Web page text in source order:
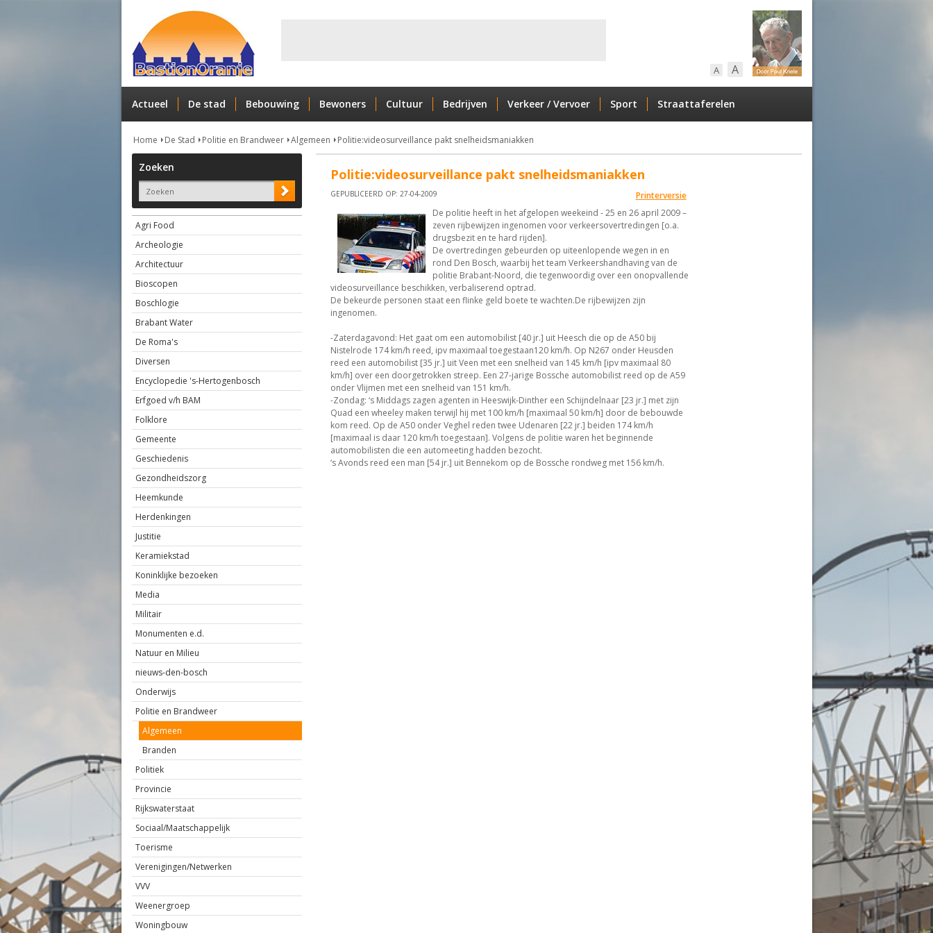
A A
Actueel De stad Bebouwing Bewoners Cultuur Bedrijven Verkeer / Vervoer Sport Straattaferelen
Home De Stad Politie en Brandweer Algemeen Politie:videosurveillance pakt snelheidsmaniakken
Zoeken
Agri Food
Archeologie
Architectuur
Bioscopen
Boschlogie
Brabant Water
De Roma's
Diversen
Encyclopedie 's-Hertogenbosch
Erfgoed v/h BAM
Folklore
Gemeente
Geschiedenis
Gezondheidszorg
Heemkunde
Herdenkingen
Justitie
Keramiekstad
Koninklijke bezoeken
Media
Militair
Monumenten e.d.
Natuur en Milieu
nieuws-den-bosch
Onderwijs
Politie en Brandweer
Algemeen
Branden
Politiek
Provincie
Rijkswaterstaat
Sociaal/Maatschappelijk
Toerisme
Verenigingen/Netwerken
VVV
Weenergroep
Woningbouw
Politie:videosurveillance pakt snelheidsmaniakken
Printerversie
GEPUBLICEERD OP: 27-04-2009
De politie heeft in het afgelopen weekeind - 25 en 26 april 2009 –
zeven rijbewijzen ingenomen voor verkeersovertredingen [o.a.
drugsbezit en te hard rijden].
De overtredingen gebeurden op uiteenlopende wegen in en
rond Den Bosch, waarbij het team Verkeershandhaving van de
politie Brabant-Noord, die tegenwoordig over een onopvallende
videosurveillance beschikken, verbaliserend optrad.
De bekeurde personen staat een flinke geld boete te wachten.De rijbewijzen zijn
ingenomen.
-Zaterdagavond: Het gaat om een automobilist [40 jr.] uit Heesch die op de A50 bij
Nistelrode 174 km/h reed, ipv maximaal toegestaan120 km/h. Op N267 onder Heusden
reed een automobilist [35 jr.] uit Veen met een snelheid van 145 km/h [ipv maximaal 80
km/h] over een doorgetrokken streep. Een 27-jarige Bossche automobilist reed op de A59
onder Vlijmen met een snelheid van 151 km/h.
-Zondag: ‘s Middags zagen agenten in Heeswijk-Dinther een Schijndelnaar [23 jr.] met zijn
Quad een wheeley maken terwijl hij met 100 km/h [maximaal 50 km/h] door de bebouwde
kom reed. Op de A50 onder Veghel reden twee Udenaren [22 jr.] beiden 174 km/h
[maximaal is daar 120 km/h toegestaan]. Volgens de politie waren het beginnende
automobilisten die een automeeting hadden bezocht.
‘s Avonds reed een man [54 jr.] uit Bennekom op de Bossche rondweg met 156 km/h.